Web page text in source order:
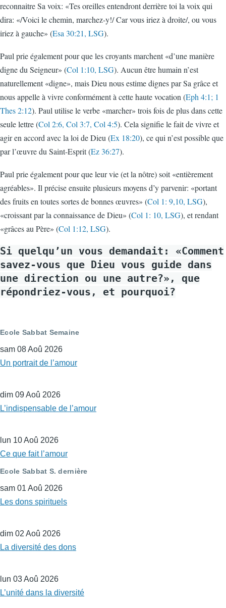
reconnaitre Sa voix: «Tes oreilles entendront derrière toi la voix qui
dira: «/Voici le chemin, marchez-y!/ Car vous iriez à droite/, ou vous
iriez à gauche» (Esa 30:21, LSG).
Paul prie également pour que les croyants marchent «d’une manière
digne du Seigneur» (Col 1:10, LSG). Aucun être humain n’est
naturellement «digne», mais Dieu nous estime dignes par Sa grâce et
nous appelle à vivre conformément à cette haute vocation (Eph 4:1; 1
Thes 2:12). Paul utilise le verbe «marcher» trois fois de plus dans cette
seule lettre (Col 2:6, Col 3:7, Col 4:5). Cela signifie le fait de vivre et
agir en accord avec la loi de Dieu (Ex 18:20), ce qui n’est possible que
par l’œuvre du Saint-Esprit (Ez 36:27).
Paul prie également pour que leur vie (et la nôtre) soit «entièrement
agréables». Il précise ensuite plusieurs moyens d’y parvenir: «portant
des fruits en toutes sortes de bonnes œuvres» (Col 1: 9,10, LSG),
«croissant par la connaissance de Dieu» (Col 1: 10, LSG), et rendant
«grâces au Père» (Col 1:12, LSG).
Si quelqu’un vous demandait: «Comment
savez-vous que Dieu vous guide dans
une direction ou une autre?», que
répondriez-vous, et pourquoi?
Ecole Sabbat Semaine
sam 08 Aoû 2026
Un portrait de l’amour
dim 09 Aoû 2026
L’indispensable de l’amour
lun 10 Aoû 2026
Ce que fait l’amour
Ecole Sabbat S. dernière
sam 01 Aoû 2026
Les dons spirituels
dim 02 Aoû 2026
La diversité des dons
lun 03 Aoû 2026
L’unité dans la diversité